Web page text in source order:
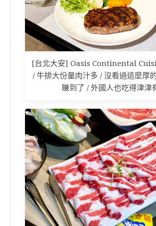
[台北大安] Oasis Continental
/ 牛排大份量肉汁多 / 沒看過這麼厚
賺到了 / 外國人也吃得津津